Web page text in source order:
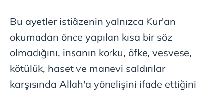
Bu ayetler istiâzenin yalnızca Kur'an
okumadan önce yapılan kısa bir söz
olmadığını, insanın korku, öfke, vesvese,
kötülük, haset ve manevi saldırılar
karşısında Allah'a yönelişini ifade ettiğini